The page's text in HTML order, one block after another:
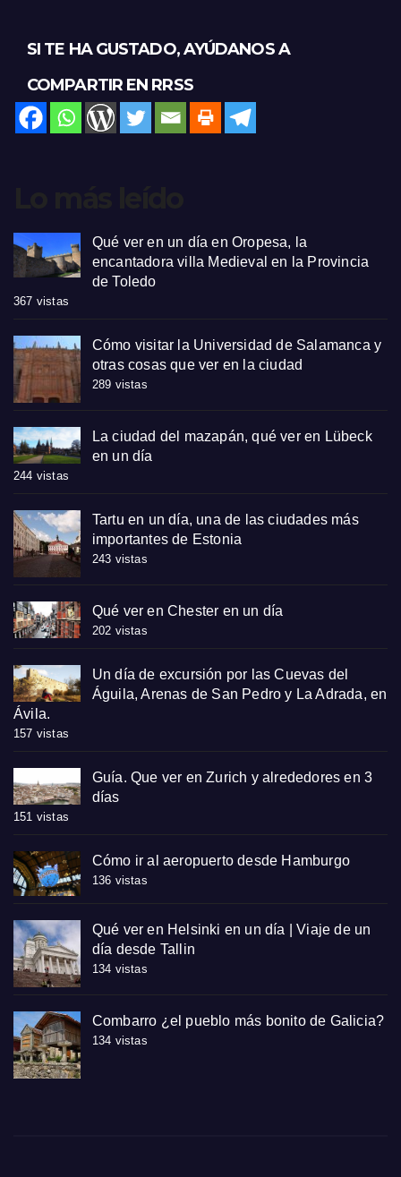
SI TE HA GUSTADO, AYÚDANOS A
COMPARTIR EN RRSS
Qué ver en un día en Oropesa, la
encantadora villa Medieval en la Provincia
de Toledo
367 vistas
Cómo visitar la Universidad de Salamanca y
otras cosas que ver en la ciudad
289 vistas
La ciudad del mazapán, qué ver en Lübeck
en un día
244 vistas
Tartu en un día, una de las ciudades más
importantes de Estonia
243 vistas
Qué ver en Chester en un día
202 vistas
Un día de excursión por las Cuevas del
Águila, Arenas de San Pedro y La Adrada, en
Ávila.
157 vistas
Guía. Que ver en Zurich y alrededores en 3
días
151 vistas
Cómo ir al aeropuerto desde Hamburgo
136 vistas
Qué ver en Helsinki en un día | Viaje de un
día desde Tallin
134 vistas
Combarro ¿el pueblo más bonito de Galicia?
134 vistas